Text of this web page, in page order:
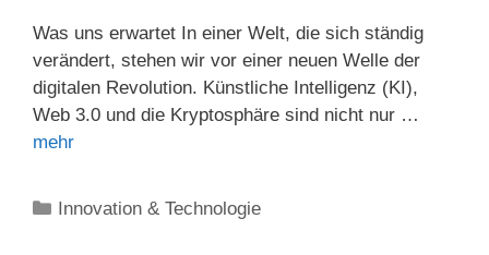
Was uns erwartet In einer Welt, die sich ständig
verändert, stehen wir vor einer neuen Welle der
digitalen Revolution. Künstliche Intelligenz (KI),
Web 3.0 und die Kryptosphäre sind nicht nur …
mehr
Kategorien
Innovation & Technologie